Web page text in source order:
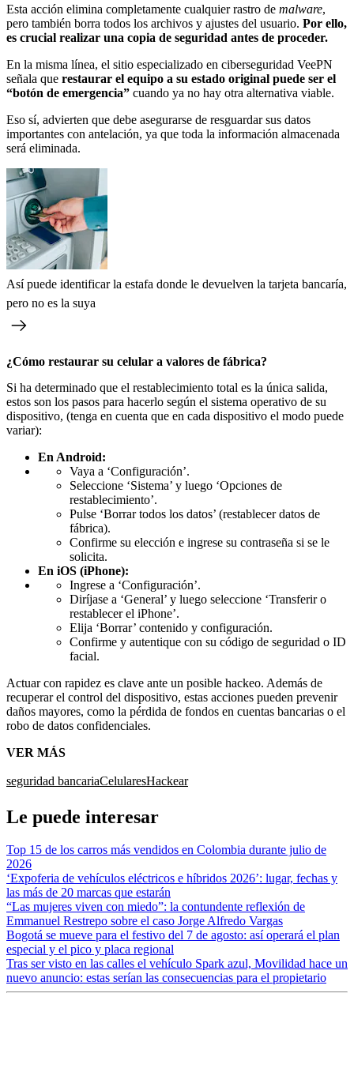
Esta acción elimina completamente cualquier rastro de malware,
pero también borra todos los archivos y ajustes del usuario. Por ello,
es crucial realizar una copia de seguridad antes de proceder.
En la misma línea, el sitio especializado en ciberseguridad VeePN
señala que restaurar el equipo a su estado original puede ser el
“botón de emergencia” cuando ya no hay otra alternativa viable.
Eso sí, advierten que debe asegurarse de resguardar sus datos
importantes con antelación, ya que toda la información almacenada
será eliminada.
Así puede identificar la estafa donde le devuelven la tarjeta bancaría,
pero no es la suya
¿Cómo restaurar su celular a valores de fábrica?
Si ha determinado que el restablecimiento total es la única salida,
estos son los pasos para hacerlo según el sistema operativo de su
dispositivo, (tenga en cuenta que en cada dispositivo el modo puede
variar):
En Android:
Vaya a ‘Configuración’.
Seleccione ‘Sistema’ y luego ‘Opciones de
restablecimiento’.
Pulse ‘Borrar todos los datos’ (restablecer datos de
fábrica).
Confirme su elección e ingrese su contraseña si se le
solicita.
En iOS (iPhone):
Ingrese a ‘Configuración’.
Diríjase a ‘General’ y luego seleccione ‘Transferir o
restablecer el iPhone’.
Elija ‘Borrar’ contenido y configuración.
Confirme y autentique con su código de seguridad o ID
facial.
Actuar con rapidez es clave ante un posible hackeo. Además de
recuperar el control del dispositivo, estas acciones pueden prevenir
daños mayores, como la pérdida de fondos en cuentas bancarias o el
robo de datos confidenciales.
VER MÁS
seguridad bancariaCelularesHackear
Le puede interesar
Top 15 de los carros más vendidos en Colombia durante julio de
2026
‘Expoferia de vehículos eléctricos e híbridos 2026’: lugar, fechas y
las más de 20 marcas que estarán
“Las mujeres viven con miedo”: la contundente reflexión de
Emmanuel Restrepo sobre el caso Jorge Alfredo Vargas
Bogotá se mueve para el festivo del 7 de agosto: así operará el plan
especial y el pico y placa regional
Tras ser visto en las calles el vehículo Spark azul, Movilidad hace un
nuevo anuncio: estas serían las consecuencias para el propietario